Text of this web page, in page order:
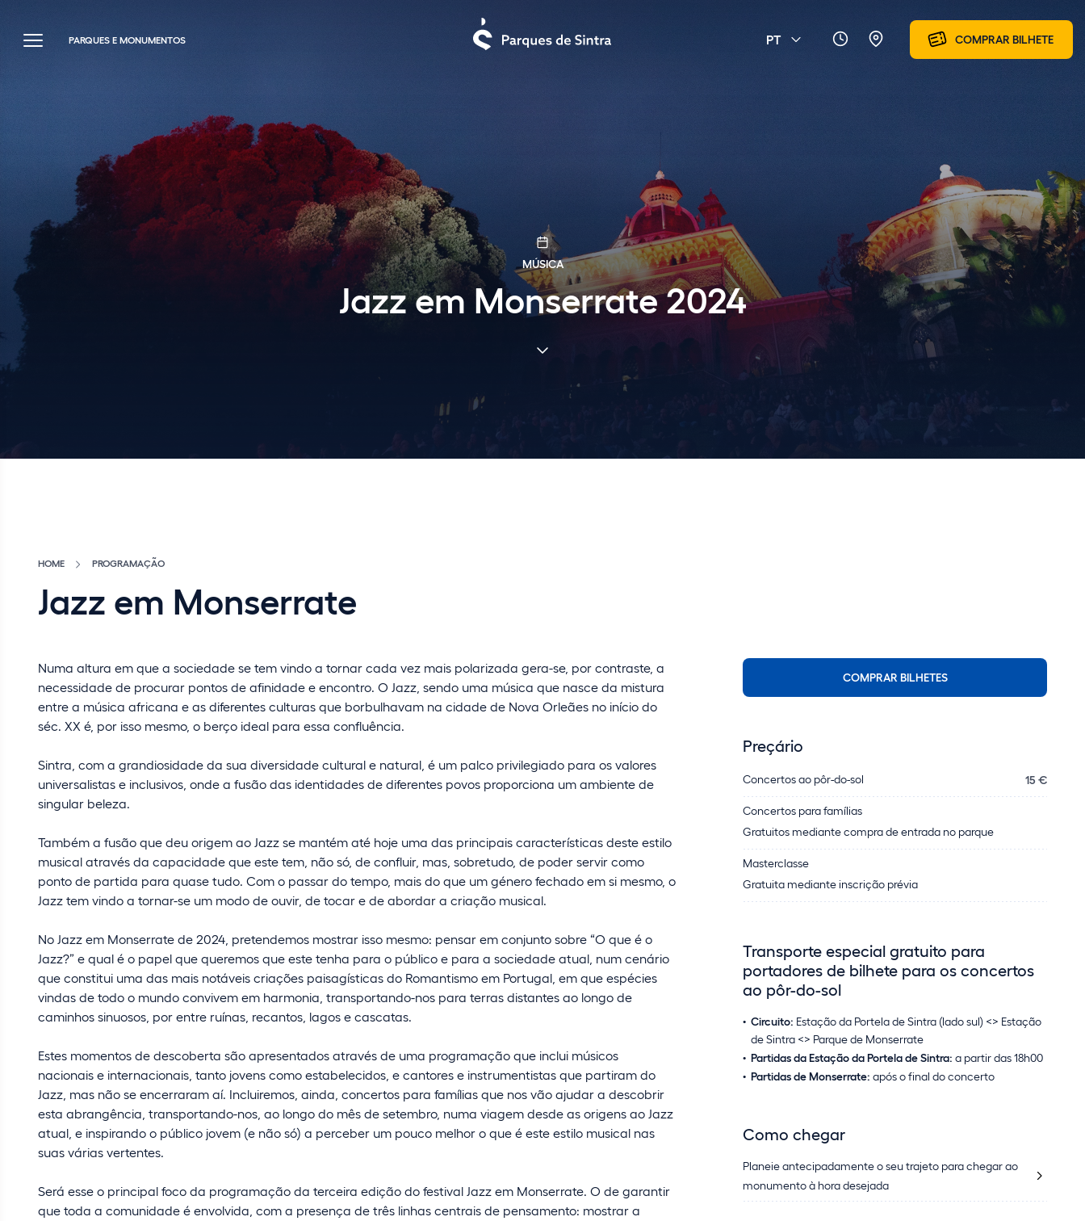
PARQUES E MONUMENTOS PT COMPRAR BILHETE
MÚSICA
Jazz em Monserrate 2024
HOME PROGRAMAÇÃO
Jazz em Monserrate
Numa altura em que a sociedade se tem vindo a tornar cada vez mais polarizada gera-se, por contraste, a
necessidade de procurar pontos de afinidade e encontro. O Jazz, sendo uma música que nasce da mistura
entre a música africana e as diferentes culturas que borbulhavam na cidade de Nova Orleães no início do
séc. XX é, por isso mesmo, o berço ideal para essa confluência.
Sintra, com a grandiosidade da sua diversidade cultural e natural, é um palco privilegiado para os valores
universalistas e inclusivos, onde a fusão das identidades de diferentes povos proporciona um ambiente de
singular beleza.
Também a fusão que deu origem ao Jazz se mantém até hoje uma das principais características deste estilo
musical através da capacidade que este tem, não só, de confluir, mas, sobretudo, de poder servir como
ponto de partida para quase tudo. Com o passar do tempo, mais do que um género fechado em si mesmo, o
Jazz tem vindo a tornar-se um modo de ouvir, de tocar e de abordar a criação musical.
No Jazz em Monserrate de 2024, pretendemos mostrar isso mesmo: pensar em conjunto sobre “O que é o
Jazz?” e qual é o papel que queremos que este tenha para o público e para a sociedade atual, num cenário
que constitui uma das mais notáveis criações paisagísticas do Romantismo em Portugal, em que espécies
vindas de todo o mundo convivem em harmonia, transportando-nos para terras distantes ao longo de
caminhos sinuosos, por entre ruínas, recantos, lagos e cascatas.
Estes momentos de descoberta são apresentados através de uma programação que inclui músicos
nacionais e internacionais, tanto jovens como estabelecidos, e cantores e instrumentistas que partiram do
Jazz, mas não se encerraram aí. Incluiremos, ainda, concertos para famílias que nos vão ajudar a descobrir
esta abrangência, transportando-nos, ao longo do mês de setembro, numa viagem desde as origens ao Jazz
atual, e inspirando o público jovem (e não só) a perceber um pouco melhor o que é este estilo musical nas
suas várias vertentes.
Será esse o principal foco da programação da terceira edição do festival Jazz em Monserrate. O de garantir
que toda a comunidade é envolvida, com a presença de três linhas centrais de pensamento: mostrar a
COMPRAR BILHETES
Preçário
Concertos ao pôr-do-sol 15 €
Concertos para famílias
Gratuitos mediante compra de entrada no parque
Masterclasse
Gratuita mediante inscrição prévia
Transporte especial gratuito para
portadores de bilhete para os concertos
ao pôr-do-sol
Circuito: Estação da Portela de Sintra (lado sul) <> Estação
de Sintra <> Parque de Monserrate
Partidas da Estação da Portela de Sintra: a partir das 18h00
Partidas de Monserrate: após o final do concerto
Como chegar
Planeie antecipadamente o seu trajeto para chegar ao
monumento à hora desejada